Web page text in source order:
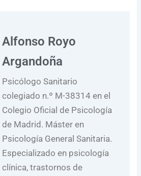
Alfonso Royo
Argandoña
Psicólogo Sanitario
colegiado n.º M-38314 en el
Colegio Oficial de Psicología
de Madrid. Máster en
Psicología General Sanitaria.
Especializado en psicología
clínica, trastornos de